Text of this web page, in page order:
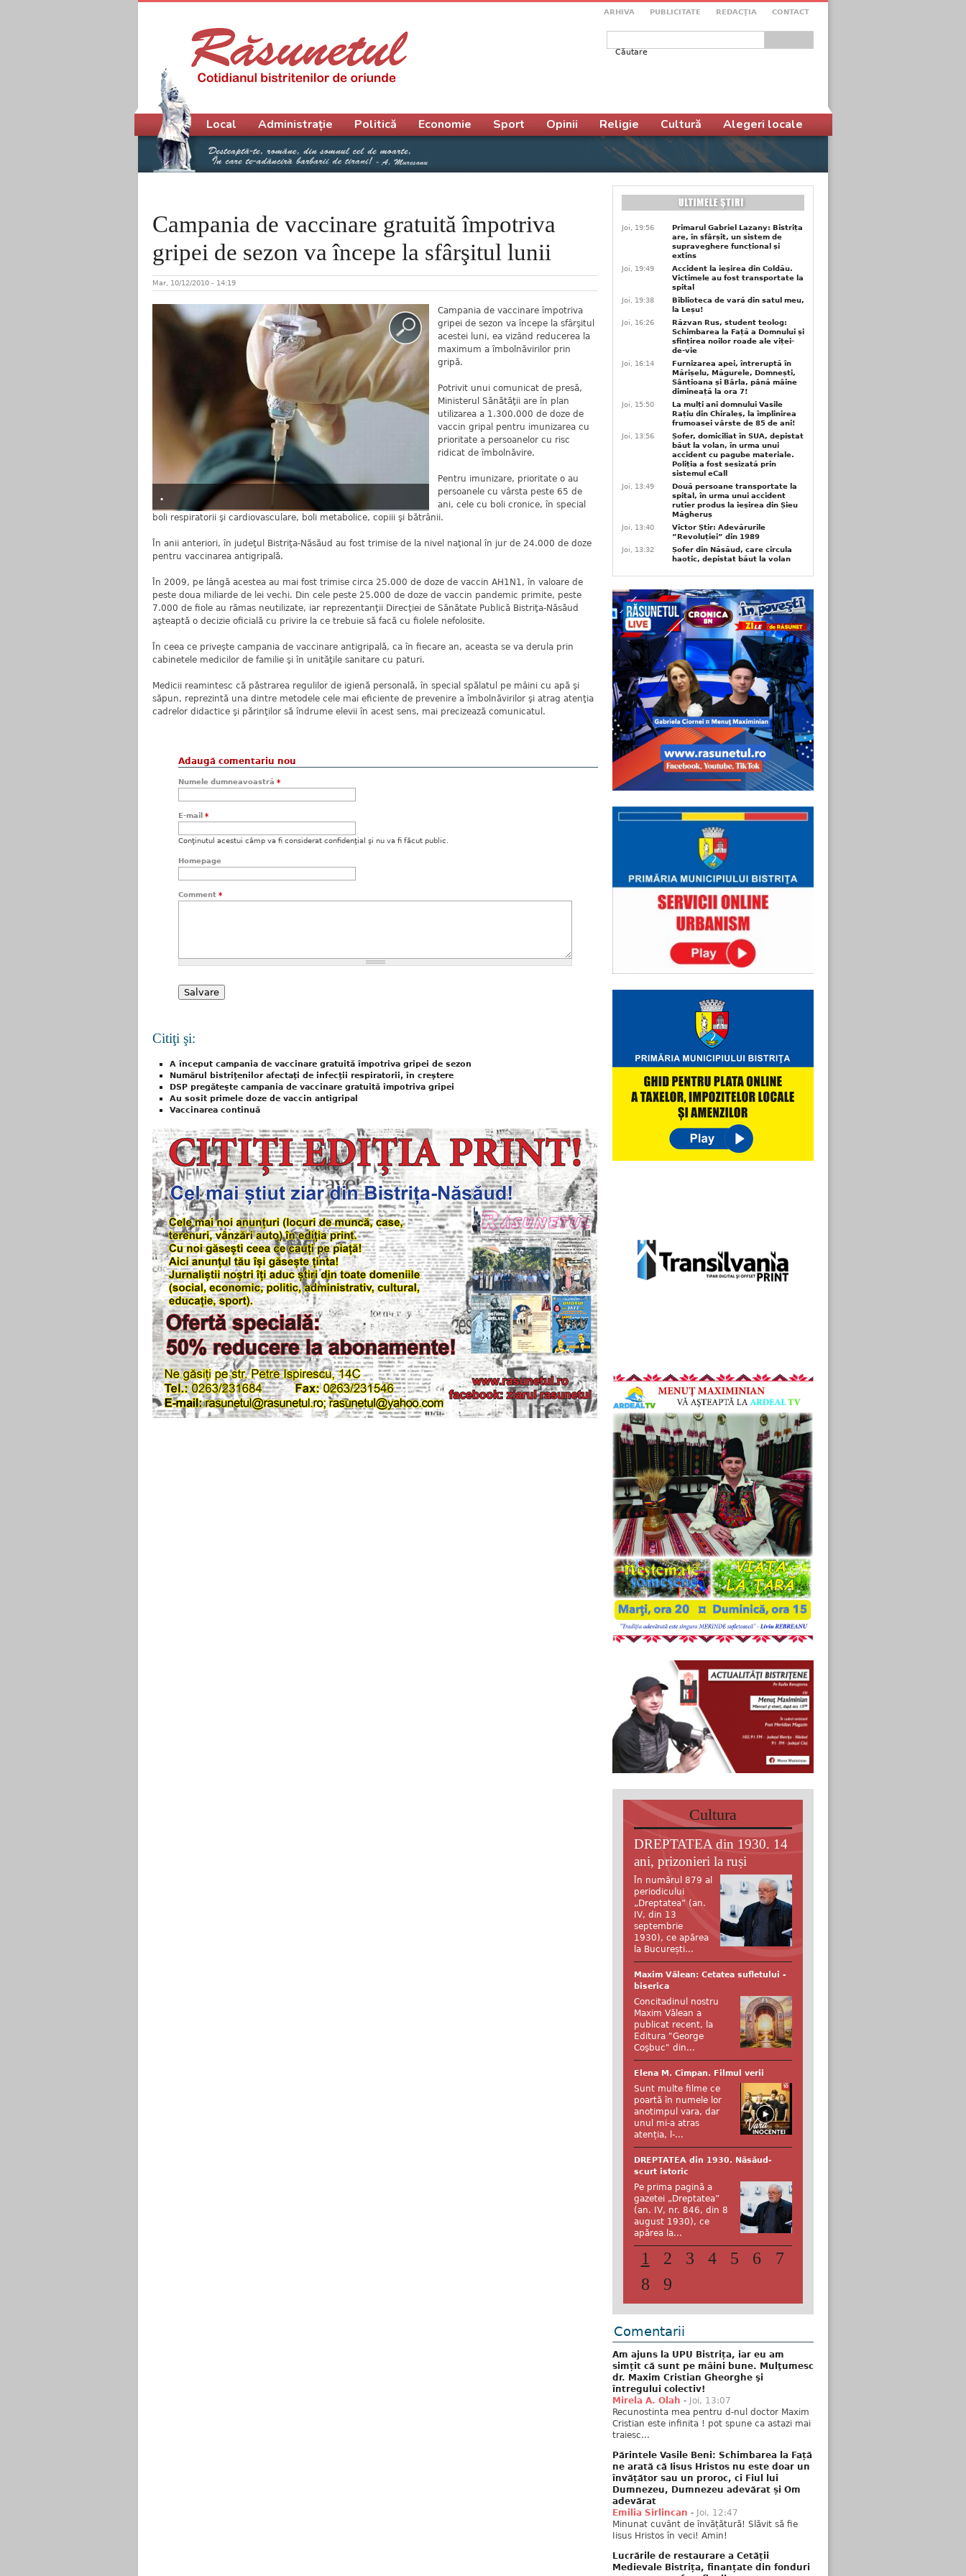
ARHIVA PUBLICITATE REDACŢIA CONTACT
Formular de căutare
Campania de vaccinare gratuită împotriva
gripei de sezon va începe la sfârşitul lunii
Mar, 10/12/2010 - 14:19
.
Campania de vaccinare împotriva
gripei de sezon va începe la sfârşitul
acestei luni, ea vizând reducerea la
maximum a îmbolnăvirilor prin
gripă.
Potrivit unui comunicat de presă,
Ministerul Sănătăţii are în plan
utilizarea a 1.300.000 de doze de
vaccin gripal pentru imunizarea cu
prioritate a persoanelor cu risc
ridicat de îmbolnăvire.
Pentru imunizare, prioritate o au
persoanele cu vârsta peste 65 de
ani, cele cu boli cronice, în special
boli respiratorii şi cardiovasculare, boli metabolice, copiii şi bătrânii.
În anii anteriori, în judeţul Bistriţa-Năsăud au fost trimise de la nivel naţional în jur de 24.000 de doze
pentru vaccinarea antigripală.
În 2009, pe lângă acestea au mai fost trimise circa 25.000 de doze de vaccin AH1N1, în valoare de
peste doua miliarde de lei vechi. Din cele peste 25.000 de doze de vaccin pandemic primite, peste
7.000 de fiole au rămas neutilizate, iar reprezentanţii Direcţiei de Sănătate Publică Bistriţa-Năsăud
aşteaptă o decizie oficială cu privire la ce trebuie să facă cu fiolele nefolosite.
În ceea ce priveşte campania de vaccinare antigripală, ca în fiecare an, aceasta se va derula prin
cabinetele medicilor de familie şi în unităţile sanitare cu paturi.
Medicii reamintesc că păstrarea regulilor de igienă personală, în special spălatul pe mâini cu apă şi
săpun, reprezintă una dintre metodele cele mai eficiente de prevenire a îmbolnăvirilor şi atrag atenţia
cadrelor didactice şi părinţilor să îndrume elevii în acest sens, mai precizează comunicatul.
Adaugă comentariu nou
Numele dumneavoastră *
E-mail *
Conţinutul acestui câmp va fi considerat confidenţial şi nu va fi făcut public.
Homepage
Comment *
Citiţi şi:
A început campania de vaccinare gratuită împotriva gripei de sezon
Numărul bistriţenilor afectaţi de infecţii respiratorii, în creştere
DSP pregăteşte campania de vaccinare gratuită împotriva gripei
Au sosit primele doze de vaccin antigripal
Vaccinarea continuă
Meniu principal
Local Administrație Politică Economie Sport Opinii Religie Cultură Alegeri locale
Joi, 19:56
Primarul Gabriel Lazany: Bistrița
are, în sfârșit, un sistem de
supraveghere funcțional și
extins
Joi, 19:49
Accident la ieșirea din Coldău.
Victimele au fost transportate la
spital
Joi, 19:38
Biblioteca de vară din satul meu,
la Leșu!
Joi, 16:26
Răzvan Rus, student teolog:
Schimbarea la Față a Domnului și
sfințirea noilor roade ale viței-
de-vie
Joi, 16:14
Furnizarea apei, întreruptă în
Mărișelu, Măgurele, Domnești,
Sântioana și Bârla, până mâine
dimineață la ora 7!
Joi, 15:50
La mulți ani domnului Vasile
Rațiu din Chiraleș, la împlinirea
frumoasei vârste de 85 de ani!
Joi, 13:56
Șofer, domiciliat în SUA, depistat
băut la volan, în urma unui
accident cu pagube materiale.
Poliția a fost sesizată prin
sistemul eCall
Joi, 13:49
Două persoane transportate la
spital, în urma unui accident
rutier produs la ieșirea din Șieu
Măgheruș
Joi, 13:40
Victor Știr: Adevărurile
”Revoluției” din 1989
Joi, 13:32
Șofer din Năsăud, care circula
haotic, depistat băut la volan
Cultura
DREPTATEA din 1930. 14
ani, prizonieri la ruși
În numărul 879 al
periodicului
„Dreptatea” (an.
IV, din 13
septembrie
1930), ce apărea
la București...
Maxim Vălean: Cetatea sufletului -
biserica
Concitadinul nostru
Maxim Vălean a
publicat recent, la
Editura "George
Coşbuc" din...
Elena M. Cîmpan. Filmul verii
Sunt multe filme ce
poartă în numele lor
anotimpul vara, dar
unul mi-a atras
atenția, l-...
DREPTATEA din 1930. Năsăud-
scurt istoric
Pe prima pagină a
gazetei „Dreptatea”
(an. IV, nr. 846, din 8
august 1930), ce
apărea la...
1 2 3 4 5 6
7
8
9
Comentarii
Am ajuns la UPU Bistrița, iar eu am
simțit că sunt pe mâini bune. Mulţumesc
dr. Maxim Cristian Gheorghe şi
întregului colectiv!
Mirela A. Olah - Joi, 13:07
Recunostinta mea pentru d-nul doctor Maxim
Cristian este infinita ! pot spune ca astazi mai
traiesc...
Părintele Vasile Beni: Schimbarea la Față
ne arată că Iisus Hristos nu este doar un
învățător sau un proroc, ci Fiul lui
Dumnezeu, Dumnezeu adevărat și Om
adevărat
Emilia Sirlincan - Joi, 12:47
Minunat cuvânt de învățătură! Slăvit să fie
Iisus Hristos în veci! Amin!
Lucrările de restaurare a Cetății
Medievale Bistrița, finanțate din fonduri